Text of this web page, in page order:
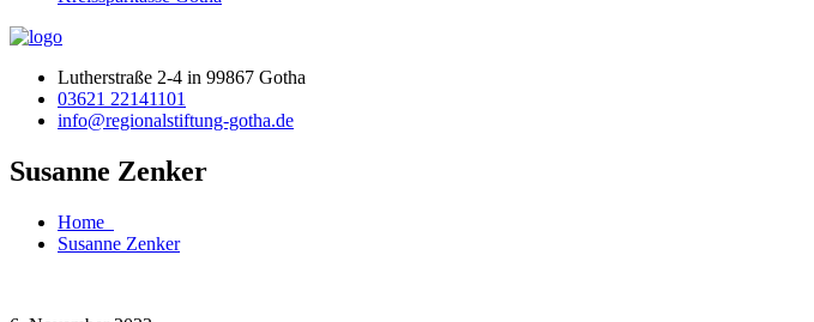
Lutherstraße 2-4 in 99867 Gotha
03621 22141101
info@regionalstiftung-gotha.de
Susanne Zenker
Home
Susanne Zenker